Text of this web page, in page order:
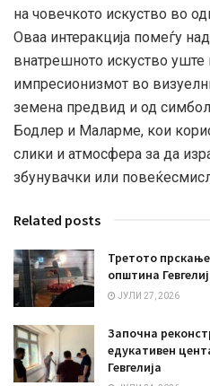
на човечкото искуство во
Оваа интеракција помеѓу
внатрешното искуство уште
импресионизмот во
земена предвид и од
Бодлер и Маларме, кои
слики и атмосфера за да
збунувачки или
Related posts
Третото
општина
ЈУЛИ 27, 2026
Започна
едукативен
Гевгелија